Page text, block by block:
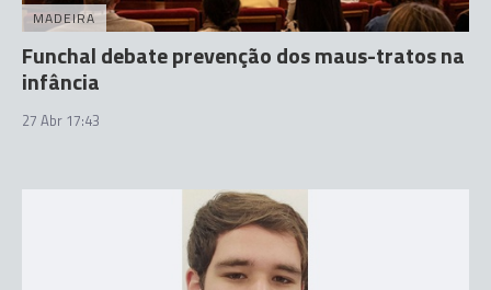
MADEIRA
Funchal debate prevenção dos maus-tratos na
infância
27 Abr 17:43